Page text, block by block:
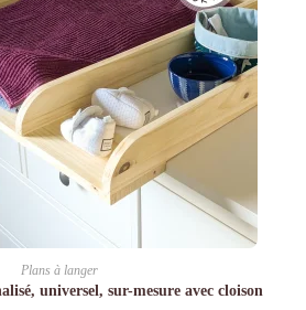
Plans à langer
universel, sur-mesure avec cloison